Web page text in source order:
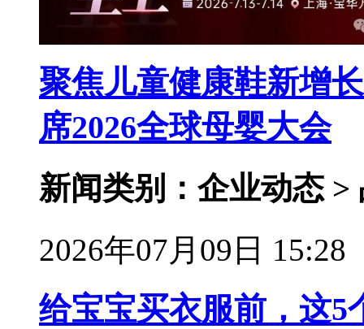
聚焦儿童健康鞋新增
席2026全球母婴大会
新闻类别：企业动态 >
2026年07月09日 15:28
给宝宝买衣服前，这5